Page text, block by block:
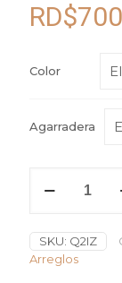
RD$700
Color
Agarradera
Forma
Cadena
Gold
SKU: Q2IZ
Arreglos